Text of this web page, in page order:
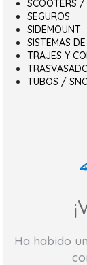
SCOOTERS /
SEGUROS
SIDEMOUNT
SISTEMAS
TRAJES Y
TUBOS /
Ha habido